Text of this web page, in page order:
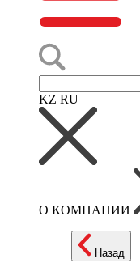
KZ RU
О КОМПАНИИ
Назад